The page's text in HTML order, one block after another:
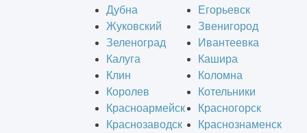
Дубна
Егорьевск
Жуковский
Звенигород
Зеленоград
Ивантеевка
Калуга
Кашира
Клин
Коломна
Королев
Котельники
Красноармейск
Красногорск
Краснозаводск
Краснознаменск